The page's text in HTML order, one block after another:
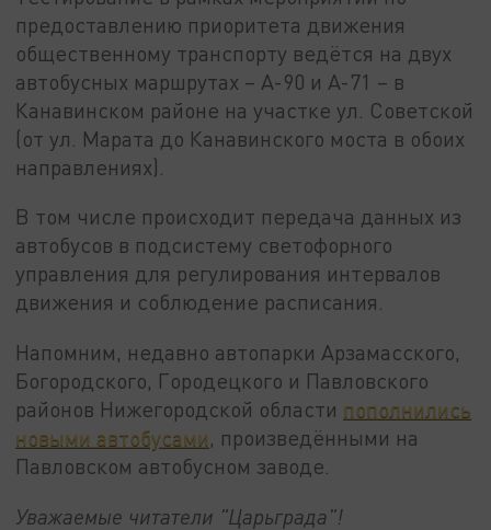
предоставлению приоритета движения
общественному транспорту ведётся на двух
автобусных маршрутах – А-90 и А-71 – в
Канавинском районе на участке ул. Советской
(от ул. Марата до Канавинского моста в обоих
направлениях).
В том числе происходит передача данных из
автобусов в подсистему светофорного
управления для регулирования интервалов
движения и соблюдение расписания.
Напомним, недавно автопарки Арзамасского,
Богородского, Городецкого и Павловского
районов Нижегородской области пополнились
новыми автобусами, произведёнными на
Павловском автобусном заводе.
Уважаемые читатели "Царьграда"!